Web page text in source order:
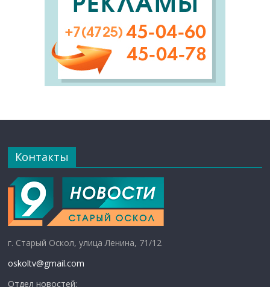
Контакты
г. Старый Оскол, улица Ленина, 71/12
oskoltv@gmail.com
Отдел новостей: